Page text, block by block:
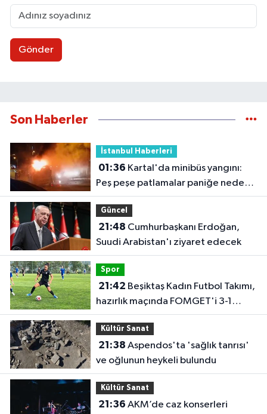
Gönder
Son Haberler
İstanbul Haberleri
01:36
Peş peşe patlamalar paniğe neden
oldu
Güncel
21:48
Suudi Arabistan'ı ziyaret edecek
Spor
21:42
hazırlık maçında FOMGET'i 3-1
mağlup etti
Kültür Sanat
21:38
ve oğlunun heykeli bulundu
Kültür Sanat
21:36